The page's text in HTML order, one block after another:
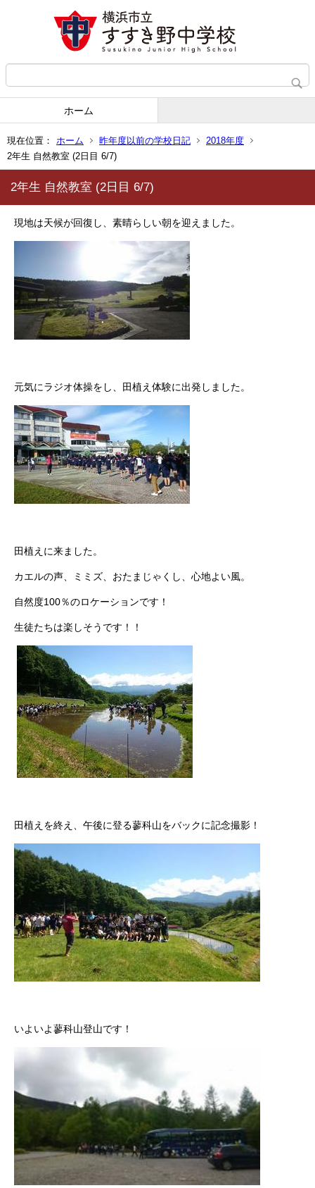
ホーム
現在位置： ホーム 昨年度以前の学校日記
2018年度
2年生 自然教室 (2日目 6/7)
2年生 自然教室 (2日目 6/7)
現地は天候が回復し、素晴らしい朝を迎えました。
元気にラジオ体操をし、田植え体験に出発しました。
田植えに来ました。
カエルの声、ミミズ、おたまじゃくし、心地よい風。
自然度100％のロケーションです！
生徒たちは楽しそうです！！
田植えを終え、午後に登る蓼科山をバックに記念撮影！
いよいよ蓼科山登山です！